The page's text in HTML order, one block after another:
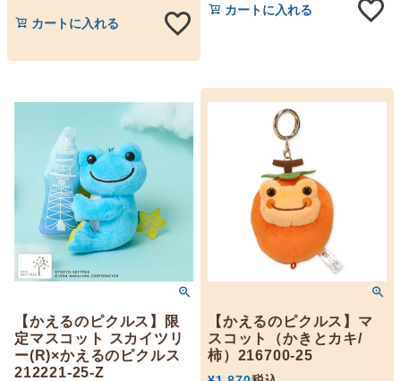
カートに入れる
カートに入れる
【かえるのピクルス】限
定マスコット スカイツリ
ー(R)×かえるのピクルス
212221-25-Z
【かえるのピクルス】マ
スコット（かきとカキ/
柿）216700-25